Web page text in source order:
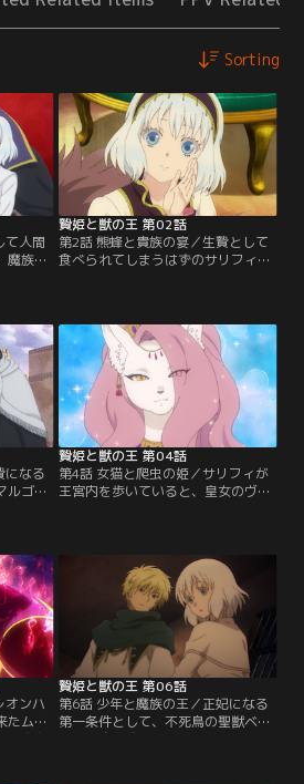
Sorting
て人間
魔族の
生贄と
嗜める
である
様子。
行われ
ィは
提供：
贄姫と獣の王 第02話
第2話 熊蜂と貴族の宴／生贄として
食べられてしまうはずのサリフィだ
けられ満更でもない様子だったが、
人間を妃に迎えるという異例の事態
に、臣下たちは猛反対する。レオン
ハートの心変わりを誘うために元老
院が出した提案は…。【提供：バン
ダイチャンネル】
になる
ルゴ」
い間休
、「一
」とお
ンハー
体がバ
提供：
贄姫と獣の王 第04話
第4話 女猫と爬虫の姫／サリフィが
王宮内を歩いていると、皇女のヴィ
せが殺到したことから、諸侯との遺
恨を修復するためにアヌビスが独断
で縁談を進めていたためだった。こ
れまですべての縁談を拒絶していた
レオンハートは怒り心頭で反発する
が…。【提供：バンダイチャンネ
ル】
オンハ
たムル
交友
贄姫と獣の王 第06話
第6話 少年と魔族の王／正妃になる
第一条件として、不死鳥の聖獣ベン
ヌの召喚に成功したサリフィ。一